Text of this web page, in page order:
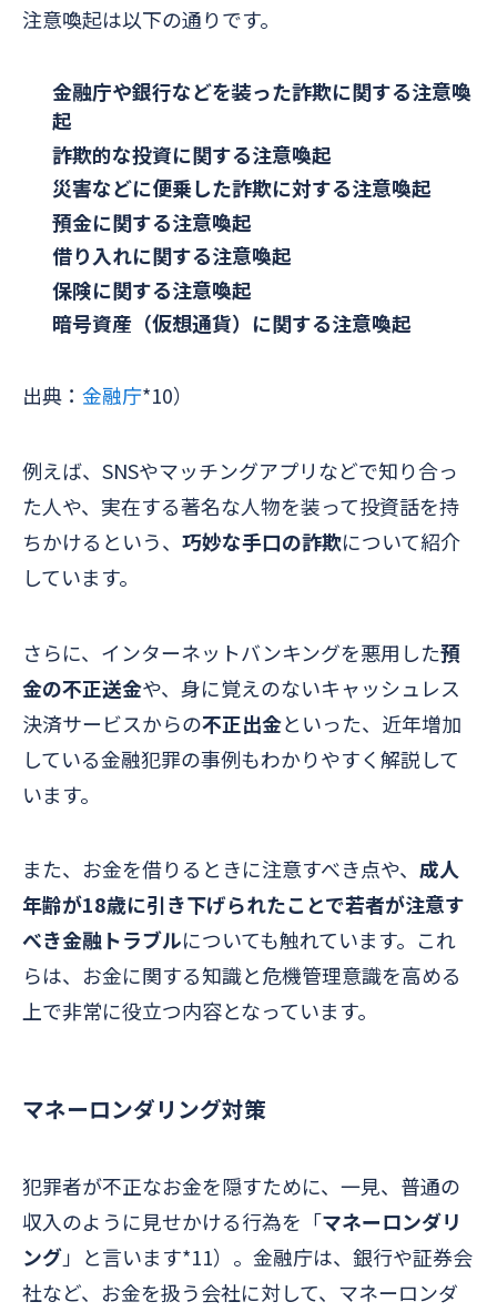
注意喚起は以下の通りです。
金融庁や銀行などを装った詐欺に関する注意喚
起
詐欺的な投資に関する注意喚起
災害などに便乗した詐欺に対する注意喚起
預金に関する注意喚起
借り入れに関する注意喚起
保険に関する注意喚起
暗号資産（仮想通貨）に関する注意喚起
出典： 金融庁*10）
例えば、SNSやマッチングアプリなどで知り合っ
た人や、実在する著名な人物を装って投資話を持
ちかけるという、 巧妙な手口の詐欺について紹介
しています。
さらに、インターネットバンキングを悪用した預
金の不正送金や、身に覚えのないキャッシュレス
決済サービスからの不正出金といった、近年増加
している金融犯罪の事例もわかりやすく解説して
います。
また、お金を借りるときに注意すべき点や、 成人
年齢が18歳に引き下げられたことで若者が注意す
べき金融トラブルについても触れています。これ
らは、お金に関する知識と危機管理意識を高める
上で非常に役立つ内容となっています。
マネーロンダリング対策
犯罪者が不正なお金を隠すために、一見、普通の
収入のように見せかける行為を「マネーロンダリ
ング」と言います*11）。 金融庁は、銀行や証券会
社など、お金を扱う会社に対して、マネーロンダ